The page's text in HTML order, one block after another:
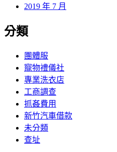
2019 年 7 月
分類
團體服
寵物禮儀社
專業洗衣店
工商調查
抓姦費用
新竹汽車借款
未分類
查址